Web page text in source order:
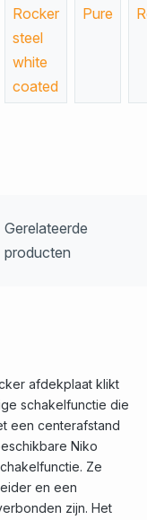
Rocker
steel
white
coated
Pure
Gerelateerde
producten
afdekplaat klikt
schakelfunctie die
een centerafstand
Niko
Ze
en een
zijn. Het